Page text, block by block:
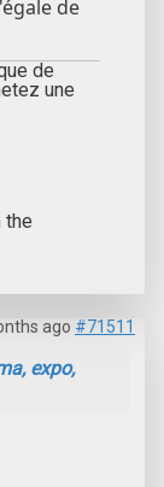
de
de
une
the
ago #71511
expo,